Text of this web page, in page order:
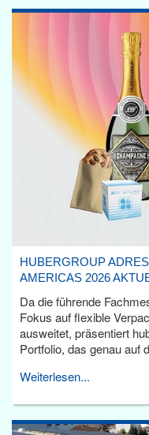
HUBERGROUP
AMERICAS 2026
Da die führende
Fokus auf flexible
ausweitet, präsentiert
Portfolio, das genau auf
Weiterlesen...